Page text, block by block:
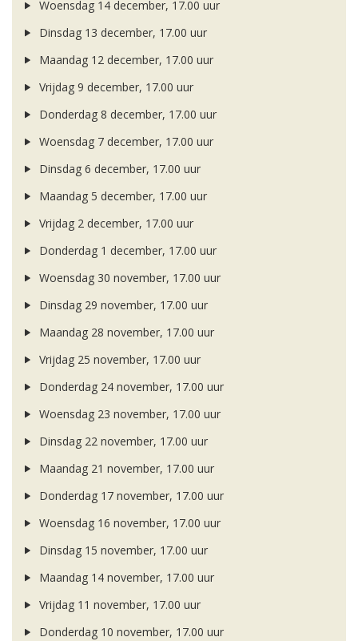
Woensdag 14 december, 17.00 uur
Dinsdag 13 december, 17.00 uur
Maandag 12 december, 17.00 uur
Vrijdag 9 december, 17.00 uur
Donderdag 8 december, 17.00 uur
Woensdag 7 december, 17.00 uur
Dinsdag 6 december, 17.00 uur
Maandag 5 december, 17.00 uur
Vrijdag 2 december, 17.00 uur
Donderdag 1 december, 17.00 uur
Woensdag 30 november, 17.00 uur
Dinsdag 29 november, 17.00 uur
Maandag 28 november, 17.00 uur
Vrijdag 25 november, 17.00 uur
Donderdag 24 november, 17.00 uur
Woensdag 23 november, 17.00 uur
Dinsdag 22 november, 17.00 uur
Maandag 21 november, 17.00 uur
Donderdag 17 november, 17.00 uur
Woensdag 16 november, 17.00 uur
Dinsdag 15 november, 17.00 uur
Maandag 14 november, 17.00 uur
Vrijdag 11 november, 17.00 uur
Donderdag 10 november, 17.00 uur